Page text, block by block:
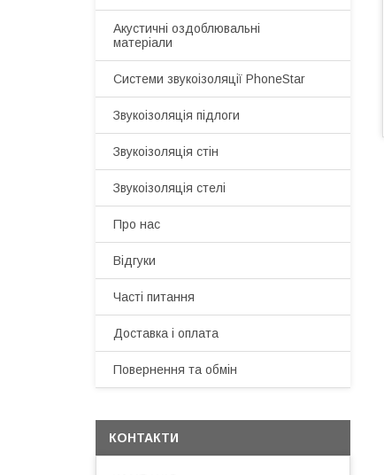
Акустичні оздоблювальні
матеріали
Системи звукоізоляції PhoneStar
Звукоізоляція підлоги
Звукоізоляція стін
Звукоізоляція стелі
Про нас
Відгуки
Часті питання
Доставка і оплата
Повернення та обмін
КОНТАКТИ